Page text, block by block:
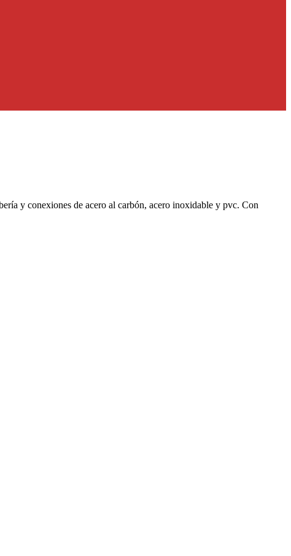
y conexiones de acero al carbón, acero inoxidable y pvc. Con